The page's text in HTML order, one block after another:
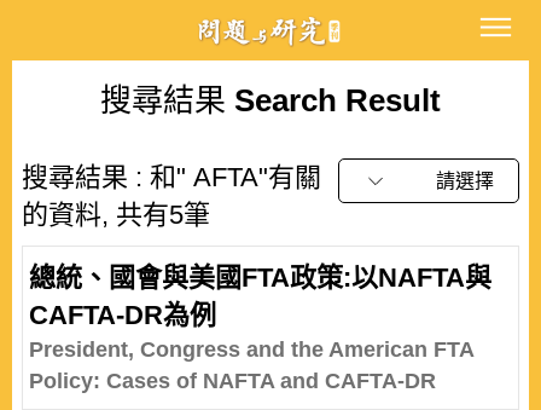
搜尋結果 Search Result
搜尋結果 : 和" AFTA"有關
的資料, 共有5筆
請選擇
總統、國會與美國FTA政策:以NAFTA與
CAFTA-DR為例
President, Congress and the American FTA
Policy: Cases of NAFTA and CAFTA-DR